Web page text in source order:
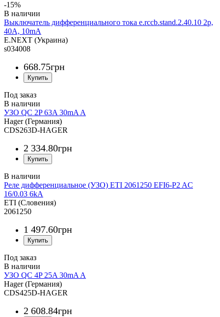
-15%
Выключатель дифференциального тока e.rccb.stand.2.40.10 2р,
40А, 10mA
E.NEXT (Украина)
s034008
668.75грн
Под заказ
УЗО QC 2P 63A 30mA A
Hager (Германия)
CDS263D-HAGER
2 334.80грн
Реле дифференциальное (УЗО) ETI 2061250 EFI6-P2 AC
16/0.03 6kA
ETI (Словения)
2061250
1 497.60грн
Под заказ
УЗО QC 4P 25A 30mA A
Hager (Германия)
CDS425D-HAGER
2 608.84грн